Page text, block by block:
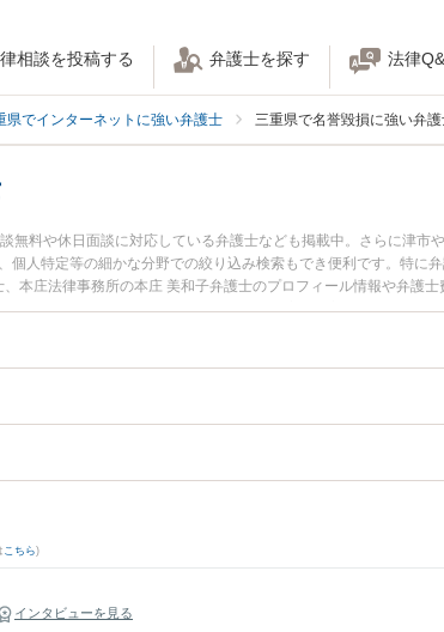
相談を投稿する 弁護士を探す 法律
県でインターネットに強い弁護士 三重県で名誉毀損に強い弁
無料や休日面談に対応している弁護士なども掲載中。さらに津市
人特定等の細かな分野での絞り込み検索もでき便利です。特に
本庄法律事務所の本庄 美和子弁護士のプロフィール情報や弁護
談したい』『名誉毀損のトラブル解決の実績豊富な近くの弁護
の相談者さんにおすすめです。
こちら)
インタビューを見る